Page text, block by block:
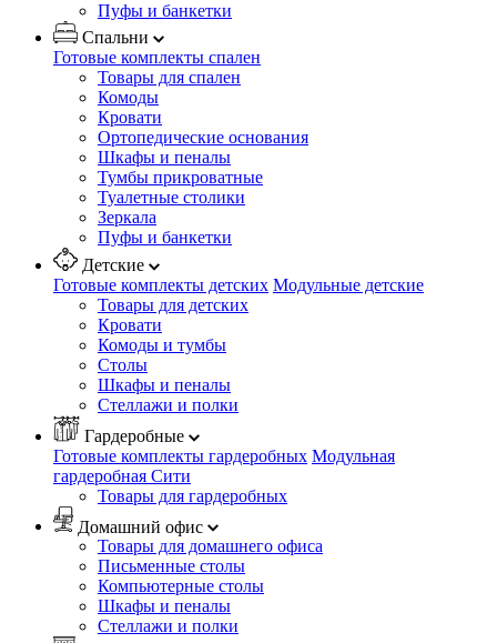
Пуфы и банкетки
Спальни
Готовые комплекты спален
Товары для спален
Комоды
Кровати
Ортопедические основания
Шкафы и пеналы
Тумбы прикроватные
Туалетные столики
Зеркала
Пуфы и банкетки
Детские
Готовые комплекты детских Модульные детские
Товары для детских
Кровати
Комоды и тумбы
Столы
Шкафы и пеналы
Стеллажи и полки
Гардеробные
Готовые комплекты гардеробных Модульная
гардеробная Сити
Товары для гардеробных
Домашний офис
Товары для домашнего офиса
Письменные столы
Компьютерные столы
Шкафы и пеналы
Стеллажи и полки